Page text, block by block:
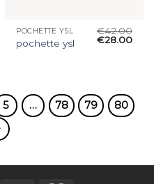
POCHETTE YSL
pochette ysl
€42.00
€28.00
5 … 78 79 80